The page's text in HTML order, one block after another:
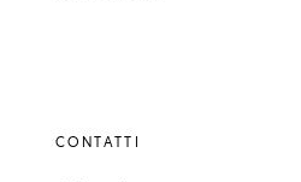
CONTATTI